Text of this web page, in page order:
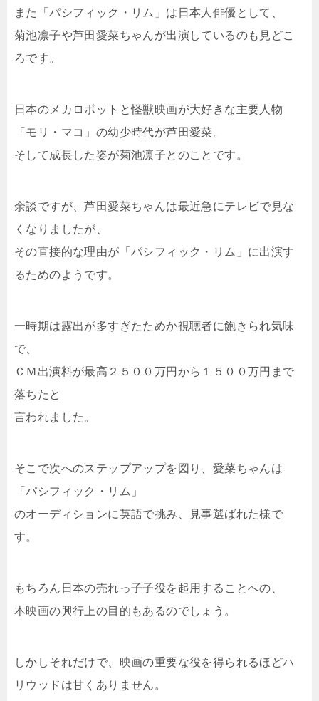
また「パシフィック・リム」は日本人俳優として、
菊池凛子や芦田愛菜ちゃんが出演しているのも見どこ
ろです。
日本のメカロボットと怪獣映画が大好きな主要人物
「モリ・マコ」の幼少時代が芦田愛菜。
そして成長した姿が菊池凛子とのことです。
余談ですが、芦田愛菜ちゃんは最近急にテレビで見な
くなりましたが、
その直接的な理由が「パシフィック・リム」に出演す
るためのようです。
一時期は露出が多すぎたためか視聴者に飽きられ気味
で、
ＣＭ出演料が最高２５００万円から１５００万円まで
落ちたと
言われました。
そこで次へのステップアップを図り、愛菜ちゃんは
「パシフィック・リム」
のオーディションに英語で挑み、見事選ばれた様で
す。
もちろん日本の売れっ子子役を起用することへの、
本映画の興行上の目的もあるのでしょう。
しかしそれだけで、映画の重要な役を得られるほどハ
リウッドは甘くありません。